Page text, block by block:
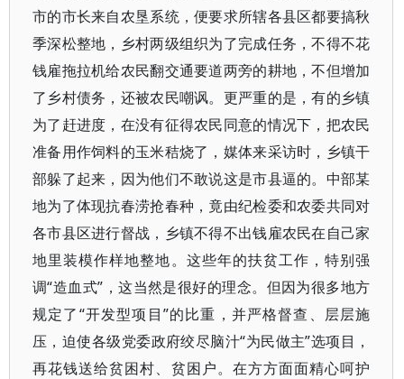
市的市长来自农垦系统，便要求所辖各县区都要搞秋
季深松整地，乡村两级组织为了完成任务，不得不花
钱雇拖拉机给农民翻交通要道两旁的耕地，不但增加
了乡村债务，还被农民嘲讽。更严重的是，有的乡镇
为了赶进度，在没有征得农民同意的情况下，把农民
准备用作饲料的玉米秸烧了，媒体来采访时，乡镇干
部躲了起来，因为他们不敢说这是市县逼的。中部某
地为了体现抗春涝抢春种，竟由纪检委和农委共同对
各市县区进行督战，乡镇不得不出钱雇农民在自己家
地里装模作样地整地。这些年的扶贫工作，特别强
调“造血式”，这当然是很好的理念。但因为很多地方
规定了“开发型项目”的比重，并严格督查、层层施
压，迫使各级党委政府绞尽脑汁“为民做主”选项目，
再花钱送给贫困村、贫困户。在方方面面精心呵护